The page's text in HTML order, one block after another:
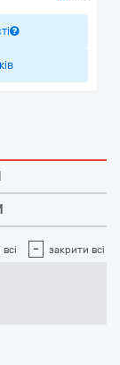
- закрити всі